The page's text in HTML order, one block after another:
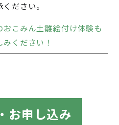
ださい。
おこみん土雛絵付け体験も
ください！
・お申し込み